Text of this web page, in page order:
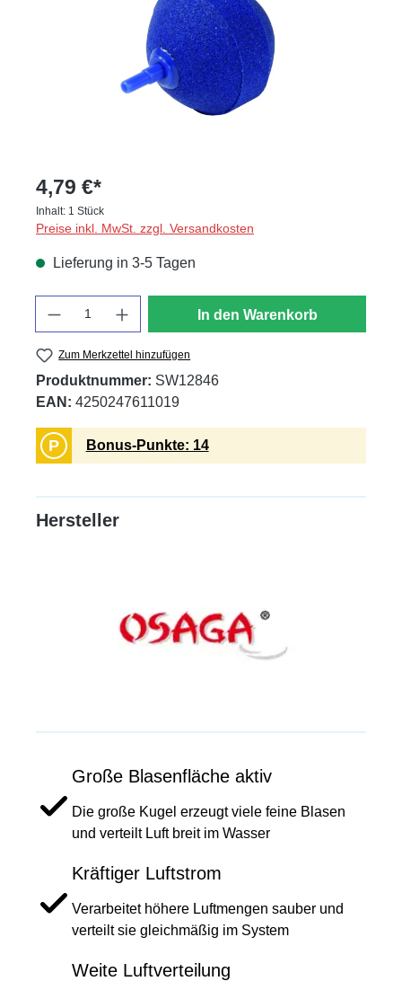
4,79 €*
Inhalt: 1 Stück
Preise inkl. MwSt. zzgl. Versandkosten
Lieferung in 3-5 Tagen
In den Warenkorb
Zum Merkzettel hinzufügen
Produktnummer: SW12846
EAN: 4250247611019
P Bonus-Punkte: 14
Hersteller
Große Blasenfläche aktiv
Die große Kugel erzeugt viele feine Blasen
und verteilt Luft breit im Wasser
Kräftiger Luftstrom
Verarbeitet höhere Luftmengen sauber und
verteilt sie gleichmäßig im System
Weite Luftverteilung